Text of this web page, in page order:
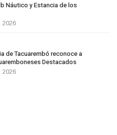
Náutico y Estancia de los
2026
de Tacuarembó reconoce a
Destacados
2026